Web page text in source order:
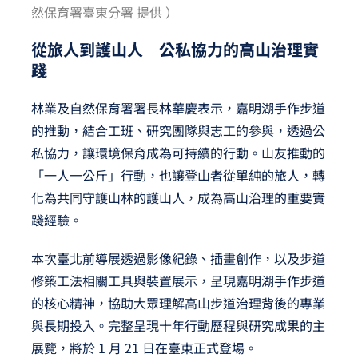
然保育署臺東分署 提供 ）
從旅人到護山人 公私協力的高山治理實
踐
林業及自然保育署署長林華慶表示，嘉明湖手作步道
的推動，結合工班、研究團隊與志工的參與，透過公
私協力，讓環境保育成為可持續的行動。山友推動的
「一人一公斤」行動，也讓登山者從單純的旅人，轉
化為共同守護山林的護山人，成為高山治理的重要實
踐經驗。
本次臺北前導展透過影像紀錄、插畫創作，以及步道
修築工法相關工具與裝置展示，呈現嘉明湖手作步道
的核心精神，協助大眾理解高山步道治理背後的專業
與長期投入。完整呈現十年行動歷程與研究成果的主
展覽，將於 1 月 21 日在臺東正式登場。